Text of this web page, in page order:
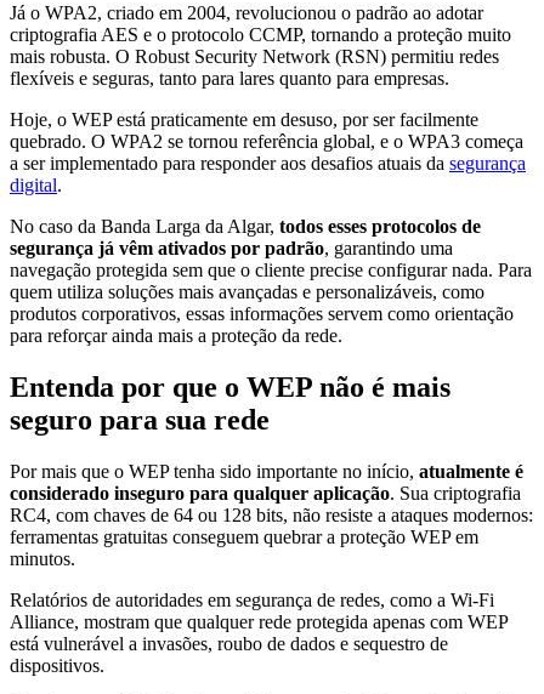
Já o WPA2, criado em 2004, revolucionou o padrão ao adotar
criptografia AES e o protocolo CCMP, tornando a proteção muito
mais robusta. O Robust Security Network (RSN) permitiu redes
flexíveis e seguras, tanto para lares quanto para empresas.
Hoje, o WEP está praticamente em desuso, por ser facilmente
quebrado. O WPA2 se tornou referência global, e o WPA3 começa
a ser implementado para responder aos desafios atuais da segurança
digital.
No caso da Banda Larga da Algar, todos esses protocolos de
segurança já vêm ativados por padrão, garantindo uma
navegação protegida sem que o cliente precise configurar nada. Para
quem utiliza soluções mais avançadas e personalizáveis, como
produtos corporativos, essas informações servem como orientação
para reforçar ainda mais a proteção da rede.
Entenda por que o WEP não é mais
seguro para sua rede
Por mais que o WEP tenha sido importante no início, atualmente é
considerado inseguro para qualquer aplicação. Sua criptografia
RC4, com chaves de 64 ou 128 bits, não resiste a ataques modernos:
ferramentas gratuitas conseguem quebrar a proteção WEP em
minutos.
Relatórios de autoridades em segurança de redes, como a Wi-Fi
Alliance, mostram que qualquer rede protegida apenas com WEP
está vulnerável a invasões, roubo de dados e sequestro de
dispositivos.